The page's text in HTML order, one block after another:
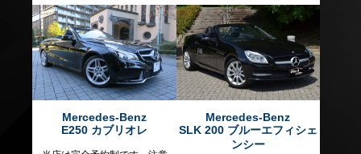
的な車両は170～180cm）とか
なり幅が広く、フロント部分
の見切りが極端に悪いため、
普段運転になれていない方
は、このような車の運転を避
けられたほうが良いです。 ち
ょっとした傷でもＮＯＣが発
生し、それをカバーする保険
は一切ございません。貰い事
故や当て逃げでも発生しま
す。 すばらしいハンドリング
高級オーディオメーカーのブ
ルメスターオーディオシステ
ム装備（S550は標準）。微細
な音量域から重低音まで迫力
のサウンドをお楽しみいただ
けます。 のんびり走るのも楽
しい車ですよ。ボディー色は
黒（オブシディアンブラッ
ク 197）（大使館様、VIPア
テンド業者様、ご要望をお伝
を実現しています。 オープン
時はもちろん、ソフトトップ
を閉じた状態でも、スタイリ
ッシュで美しいプロポーショ
ンを実現。電動開閉式ソフト
トップは、高い遮音性と耐候
性を備え、クリアな後方視界
を確保するためガラス製のリ
アウィンドウを採用。走行中
も50km/hまで開閉可能で、約
20秒という短時間でオープン
Mercedes-Benz
E250 カブリオレ
Mercedes-Benz
SLK 200 ブルーエフィシェ
ンシー